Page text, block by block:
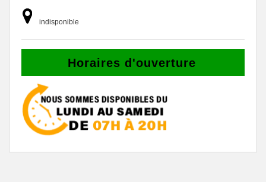
indisponible
Horaires d'ouverture